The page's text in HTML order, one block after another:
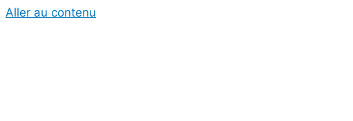
Aller au contenu